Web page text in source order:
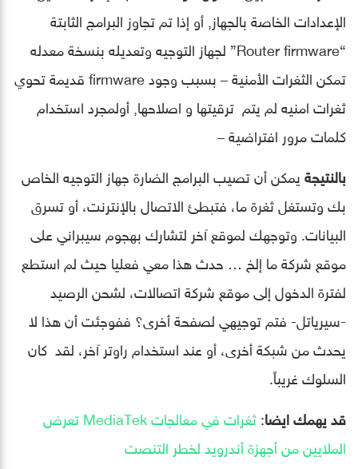
الإعدادات الخاصة بالجهاز, أو إذا تم تجاوز البرامج الثابتة
“Router firmware” لجهاز التوجيه وتعديله بنسخة معدله
تمكن الثغرات الأمنية – بسبب وجود firmware قديمة تحوي
ثغرات امنيه لم يتم ترقيتها و اصلاحها, أولمجرد استخدام
كلمات مرور افتراضية –
بالنتيجةيمكن أن تصيب البرامج الضارة جهاز التوجيه الخاص
بك وتستغل ثغرة ما، فتبطئ الاتصال بالإنترنت، أو تسرق
البيانات. وتوجهك لموقع آخر لتشارك بهجوم سيبراني على
موقع شركة ما إلخ … حدث هذا معي فعليا حيث لم استطع
لفترة الدخول إلى موقع شركة اتصالات، لشحن الرصيد
-سيرياتل- فتم توجيهي لصفحة أخرى؟ ففوجئت أن هذا لا
يحدث من شبكة أخرى، أو عند استخدام راوتر آخر، لقد كان
السلوك غريباً.
قد يهمك ايضا:
ثغرات في معالجات ‏MediaTek‏ تعرض
الملايين من أجهزة أندرويد لخطر التنصت